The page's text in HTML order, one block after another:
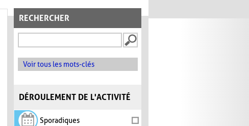
RECHERCHER
Voir tous les mots-clés
DÉROULEMENT DE L'ACTIVITÉ
Sporadiques